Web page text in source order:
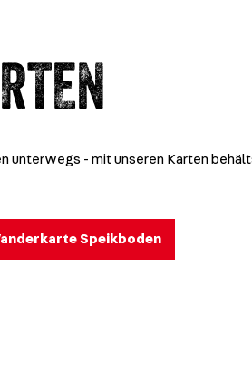
unterwegs - mit unseren Karten
Speikboden